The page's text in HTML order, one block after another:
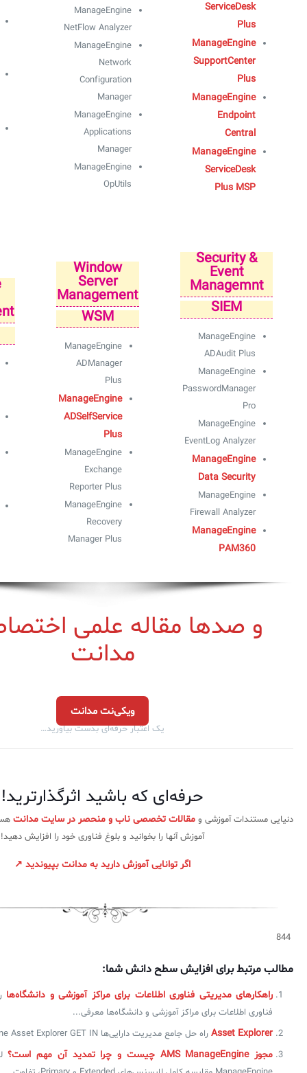
ServiceDesk
Plus
ManageEngine
SupportCenter
Plus
ManageEngine
Endpoint
Central
ManageEngine
ServiceDesk
Plus MSP
ManageEngine
NetFlow Analyzer
ManageEngine
Network
Configuration
Manager
ManageEngine
Applications
Manager
ManageEngine
OpUtils
Security &
Event
Managemnt
SIEM
ManageEngine
ADAudit Plus
ManageEngine
PasswordManager
Pro
ManageEngine
EventLog Analyzer
ManageEngine
Data Security
ManageEngine
Firewall Analyzer
ManageEngine
PAM360
Window
Server
Management
WSM
ManageEngine
ADManager
Plus
ManageEngine
ADSelfService
Plus
ManageEngine
Exchange
Reporter Plus
ManageEngine
Recovery
Manager Plus
و صدها مقاله علمی
مدانت
ویکی‌نت مدانت
یک اعتبار حرفه‌ای بدست بیاورید…
حرفه‌ای که باشید اثرگذارترید!
دنیایی مستندات آموزشی و مقالات تخصصی ناب و منحصر در سایت مدانت
آموزش آنها را بخوانید و بلوغ فناوری خود را افزایش دهید!
اگر توانایی آموزش دارید به مدانت بپیوندید ↗
844
مطالب مرتبط برای افزایش سطح دانش شما:
راهکارهای مدیریتی فناوری اطلاعات برای مراکز آموزشی و دانشگاه‌ها
فناوری اطلاعات برای مراکز آموزشی و دانشگاه‌ها معرفی...
Asset Explorer راه حل جامع مدیریت دارایی‌ها ManageEngine Asset Explorer GET IN...
مجوز AMS ManageEngine چیست و چرا تمدید آن مهم است؟